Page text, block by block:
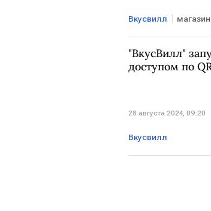
Вкусвилл
"ВкусВилл"
доступом по
28 августа 2024, 09:20
Вкусвилл